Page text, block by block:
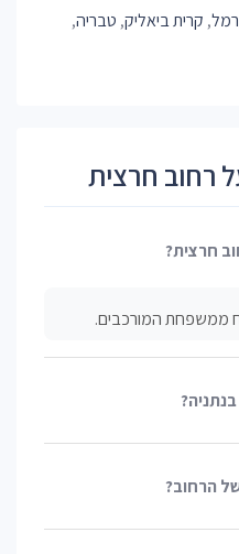
, קרית ביאליק, טבריה,
רחוב חרצית
חרצית?
ממשפחת המורכבים.
הרחוב?